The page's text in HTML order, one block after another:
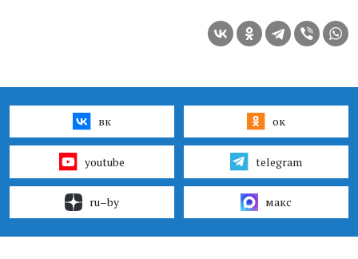
вк ок
youtube telegram
ru–by макс